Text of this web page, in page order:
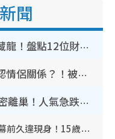
聞
《愛回家》隱形富豪臥虎藏龍！盤點12位財氣逼人的有錢藝人：呢位靚女3億身家唔憂做
葉蒨文拍拖一周年親自否認情侶關係？！被質疑感情造假竟稱GM「普通同事」
30歲男藝人低調宣布已秘密離巢！人氣急跌變失蹤人口︰「這幾年過得並不容易」
《愛回家》童星Philip仔暫別幕前久違現身！15歲近況暴風長高蛻變帥氣少男